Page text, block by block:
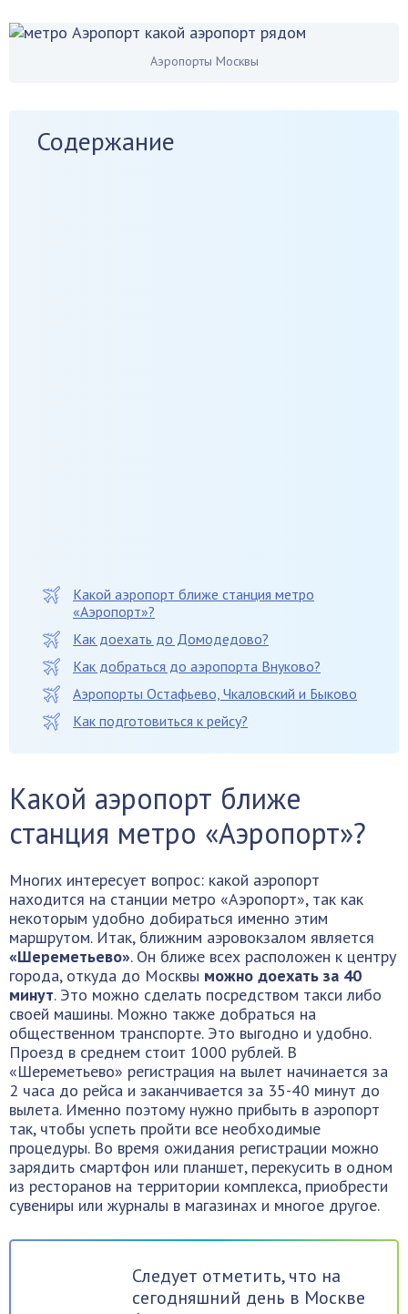
Аэропорты Москвы
Содержание
Какой аэропорт ближе станция метро
«Аэропорт»?
Как доехать до Домодедово?
Как добраться до аэропорта Внуково?
Аэропорты Остафьево, Чкаловский и Быково
Как подготовиться к рейсу?
Какой аэропорт ближе
станция метро «Аэропорт»?
Многих интересует вопрос: какой аэропорт
находится на станции метро «Аэропорт», так как
некоторым удобно добираться именно этим
маршрутом. Итак, ближним аэровокзалом является
«Шереметьево». Он ближе всех расположен к центру
города, откуда до Москвы можно доехать за 40
минут. Это можно сделать посредством такси либо
своей машины. Можно также добраться на
общественном транспорте. Это выгодно и удобно.
Проезд в среднем стоит 1000 рублей. В
«Шереметьево» регистрация на вылет начинается за
2 часа до рейса и заканчивается за 35-40 минут до
вылета. Именно поэтому нужно прибыть в аэропорт
так, чтобы успеть пройти все необходимые
процедуры. Во время ожидания регистрации можно
зарядить смартфон или планшет, перекусить в одном
из ресторанов на территории комплекса, приобрести
сувениры или журналы в магазинах и многое другое.
Следует отметить, что на
сегодняшний день в Москве